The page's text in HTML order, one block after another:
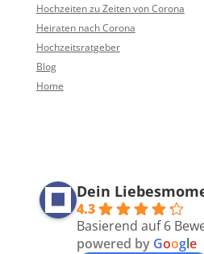
Hochzeiten zu Zeiten von Corona
Heiraten nach Corona
Hochzeitsratgeber
Blog
Home
Dein
4.3
Basierend auf 6
powered by Google